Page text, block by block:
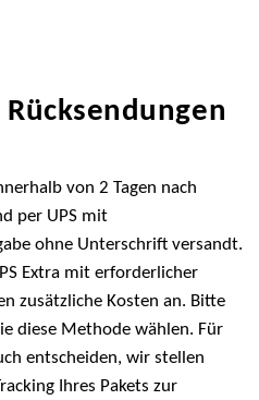
von 2 Tagen nach
per UPS mit
ohne Unterschrift versandt.
Extra mit erforderlicher
zusätzliche Kosten an. Bitte
diese Methode wählen. Für
entscheiden, wir stellen
Ihres Pakets zur